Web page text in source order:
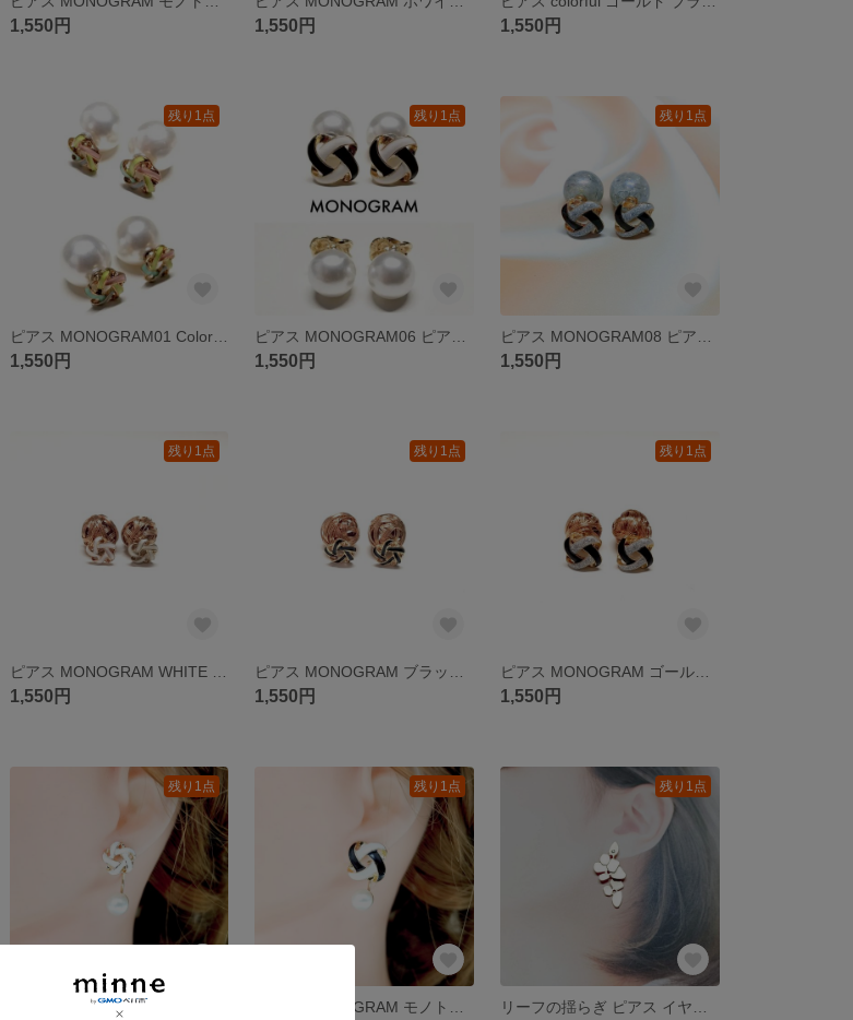
1,550円 1,550円 1,550円
残り1点
ピアス MONOGRAM01 Colorful ピアス イヤリング変更可 アレルギー対策 樹脂ピアス 樹脂イヤリング チタン ステンレス 1550円
1,550円
残り1点
1,550円
残り1点
1,550円
残り1点
1,550円
残り1点
1,550円
残り1点
1,550円
残り1点 残り1点 残り1点